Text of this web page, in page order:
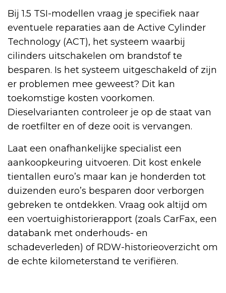
Bij 1.5 TSI-modellen vraag je specifiek naar
eventuele reparaties aan de Active Cylinder
Technology (ACT), het systeem waarbij
cilinders uitschakelen om brandstof te
besparen. Is het systeem uitgeschakeld of zijn
er problemen mee geweest? Dit kan
toekomstige kosten voorkomen.
Dieselvarianten controleer je op de staat van
de roetfilter en of deze ooit is vervangen.
Laat een onafhankelijke specialist een
aankoopkeuring uitvoeren. Dit kost enkele
tientallen euro’s maar kan je honderden tot
duizenden euro’s besparen door verborgen
gebreken te ontdekken. Vraag ook altijd om
een voertuighistorierapport (zoals CarFax, een
databank met onderhouds- en
schadeverleden) of RDW-historieoverzicht om
de echte kilometerstand te verifiëren.